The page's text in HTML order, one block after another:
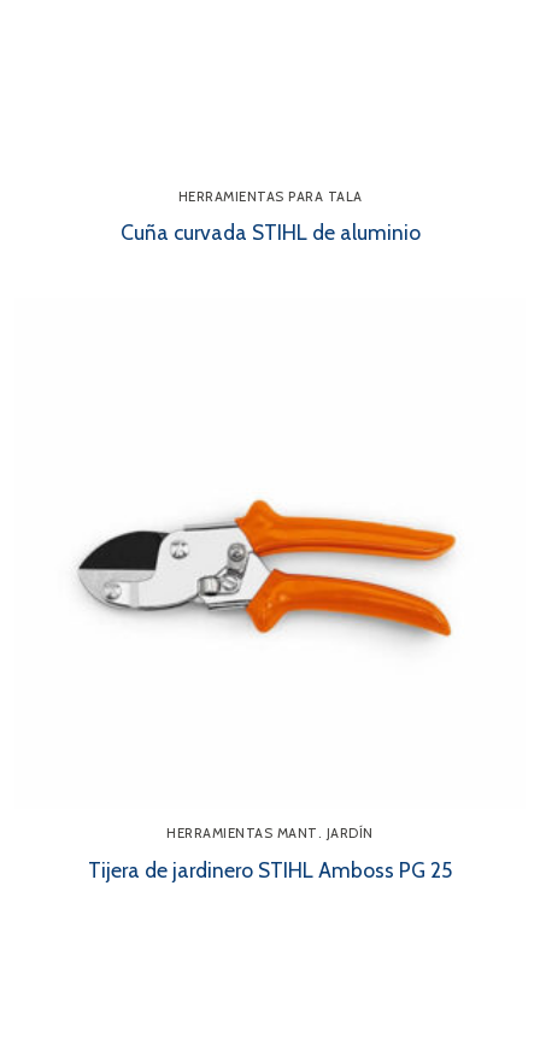
HERRAMIENTAS PARA TALA
Cuña curvada STIHL de aluminio
HERRAMIENTAS MANT. JARDÍN
Tijera de jardinero STIHL Amboss PG 25